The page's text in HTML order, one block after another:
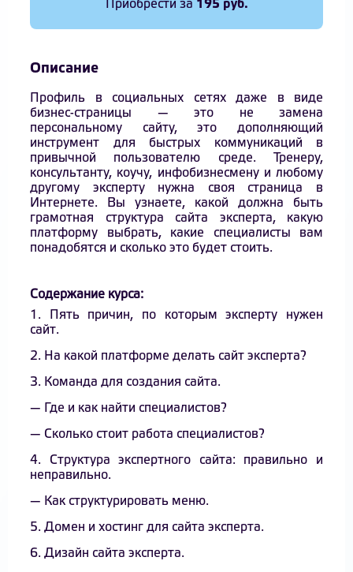
Приобрести за 195 руб.
Описание
Профиль в социальных сетях даже в виде
бизнес-страницы — это не замена
персональному сайту, это дополняющий
инструмент для быстрых коммуникаций в
привычной пользователю среде. Тренеру,
консультанту, коучу, инфобизнесмену и любому
другому эксперту нужна своя страница в
Интернете. Вы узнаете, какой должна быть
грамотная структура сайта эксперта, какую
платформу выбрать, какие специалисты вам
понадобятся и сколько это будет стоить.
Содержание курса:
1. Пять причин, по которым эксперту нужен
сайт.
2. На какой платформе делать сайт эксперта?
3. Команда для создания сайта.
— Где и как найти специалистов?
— Сколько стоит работа специалистов?
4. Структура экспертного сайта: правильно и
неправильно.
— Как структурировать меню.
5. Домен и хостинг для сайта эксперта.
6. Дизайн сайта эксперта.